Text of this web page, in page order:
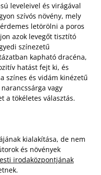
leveleivel és virágával
szívós növény, mely
letörölni a poros
azok levegőt tisztító
színezetű
kapható dracéna,
hatást fejt ki, és
színes és vidám kinézetű
vagy
a tökéletes választás.
kialakítása, de nem
és növények
irodaközpontjának